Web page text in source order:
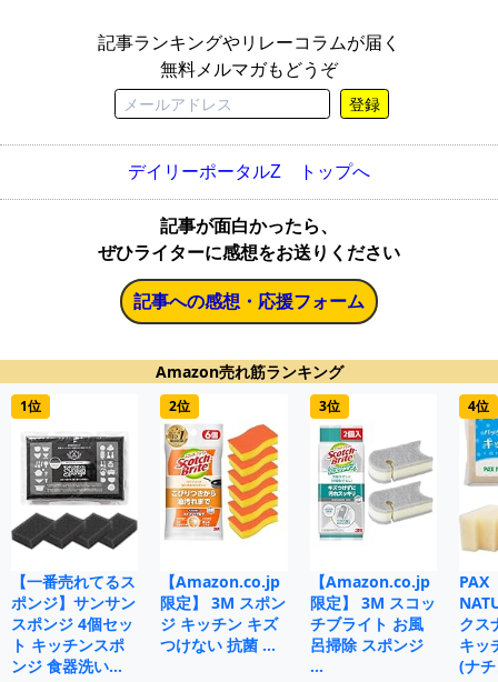
記事ランキングやリレーコラムが届く
無料メルマガもどうぞ
登録
デイリーポータルZ トップへ
記事が面白かったら、
ぜひライターに感想をお送りください
記事への感想・応援フォーム
Amazon売れ筋ランキング
1位
【一番売れてるス
ポンジ】サンサン
スポンジ 4個セッ
ト キッチンスポ
ンジ 食器洗い…
2位
【Amazon.co.jp
限定】 3M スポン
ジ キッチン キズ
つけない 抗菌 …
3位
【Amazon.co.jp
限定】 3M スコッ
チブライト お風
呂掃除 スポンジ
…
4位
PAX
クス
キッ
(ナ